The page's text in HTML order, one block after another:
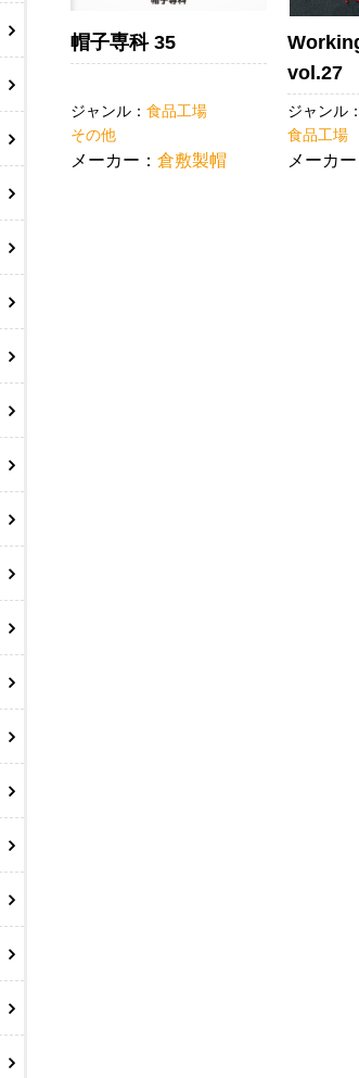
帽子専科 35
ジャンル： 食品工場
その他
メーカー： 倉敷製帽
vol.27
ジャンル：
食品工場
メーカー